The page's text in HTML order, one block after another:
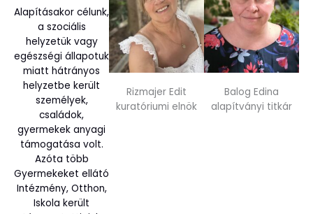
Alapításakor célunk,
a szociális
helyzetük vagy
egészségi állapotuk
miatt hátrányos
helyzetbe került
személyek,
családok,
gyermekek anyagi
támogatása volt.
Azóta több
Gyermekeket ellátó
Intézmény, Otthon,
Iskola került
Rizmajer Edit
kuratóriumi elnök
Balog Edina
alapítványi titkár